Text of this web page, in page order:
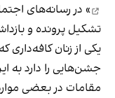
» در رسانه‌های
تشکیل پرونده و
یکی از زنان
جشن‌هایی را دارد به
مقامات در بعضی